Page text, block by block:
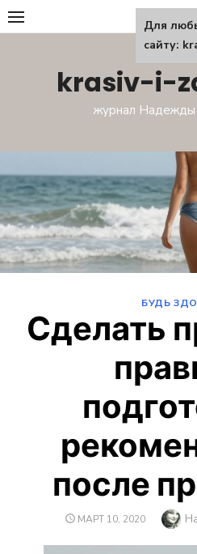
Перейти
к
krasiv-i-
журнал Надежды
БУДЬ
Сделать
после
ОПУБЛИКОВАНО
МАРТ 10, 2020
Для
сайту: